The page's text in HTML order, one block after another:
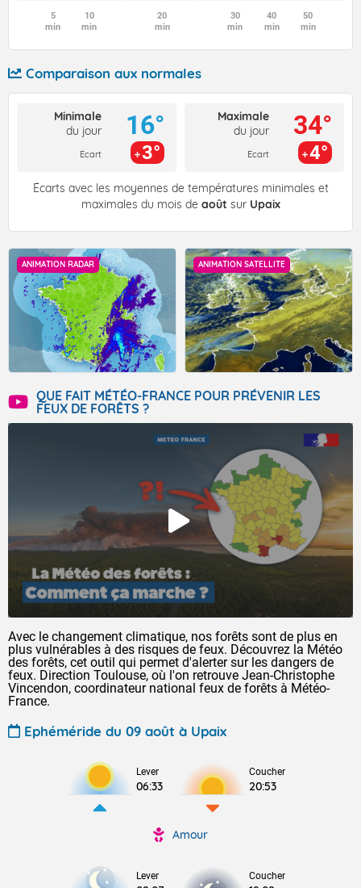
5
min
10
min
20
min
30
min
40
min
50
min
Comparaison aux normales
Minimale
du jour
Ecart
16°
3°
Maximale
du jour
Ecart
34°
4°
Écarts avec les moyennes de températures minimales et
maximales du mois de août sur Upaix
ANIMATION RADAR ANIMATION SATELLITE
QUE FAIT MÉTÉO-FRANCE POUR PRÉVENIR LES
FEUX DE FORÊTS ?
Avec le changement climatique, nos forêts sont de plus en
plus vulnérables à des risques de feux. Découvrez la Météo
des forêts, cet outil qui permet d'alerter sur les dangers de
feux. Direction Toulouse, où l'on retrouve Jean-Christophe
Vincendon, coordinateur national feux de forêts à Météo-
France.
Ephéméride du 09 août à Upaix
Lever
06:33
Coucher
20:53
Amour
Lever Coucher